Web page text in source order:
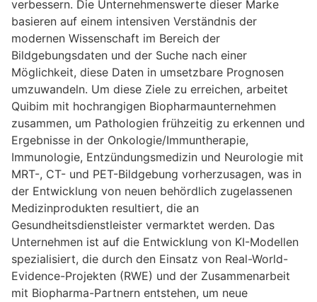
verbessern. Die Unternehmenswerte dieser Marke
basieren auf einem intensiven Verständnis der
modernen Wissenschaft im Bereich der
Bildgebungsdaten und der Suche nach einer
Möglichkeit, diese Daten in umsetzbare Prognosen
umzuwandeln. Um diese Ziele zu erreichen, arbeitet
Quibim mit hochrangigen Biopharmaunternehmen
zusammen, um Pathologien frühzeitig zu erkennen und
Ergebnisse in der Onkologie/Immuntherapie,
Immunologie, Entzündungsmedizin und Neurologie mit
MRT-, CT- und PET-Bildgebung vorherzusagen, was in
der Entwicklung von neuen behördlich zugelassenen
Medizinprodukten resultiert, die an
Gesundheitsdienstleister vermarktet werden. Das
Unternehmen ist auf die Entwicklung von KI-Modellen
spezialisiert, die durch den Einsatz von Real-World-
Evidence-Projekten (RWE) und der Zusammenarbeit
mit Biopharma-Partnern entstehen, um neue